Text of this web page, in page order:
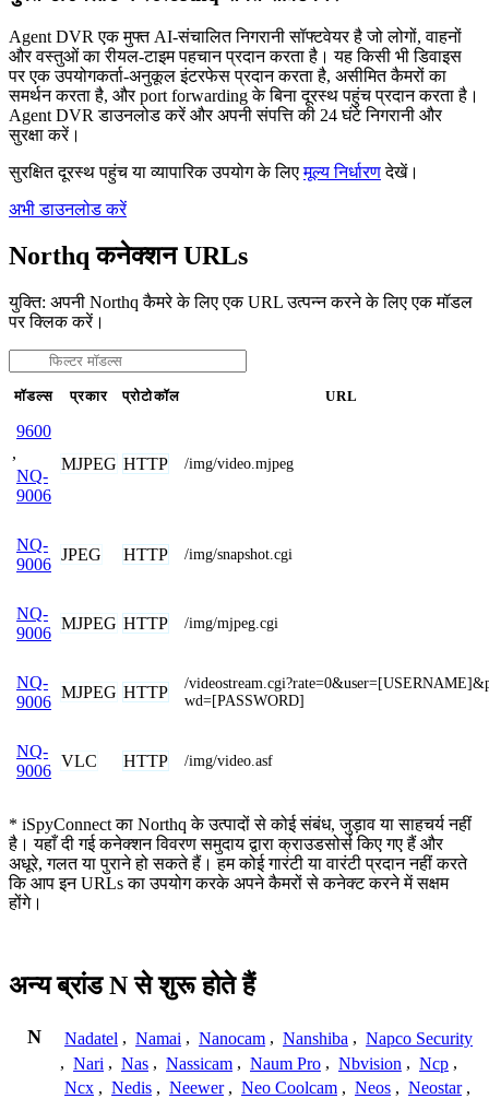
Agent DVR एक मुफ्त AI-संचालित निगरानी सॉफ्टवेयर है जो लोगों, वाहनों
और वस्तुओं का रीयल-टाइम पहचान प्रदान करता है। यह किसी भी डिवाइस
पर एक उपयोगकर्ता-अनुकूल इंटरफेस प्रदान करता है, असीमित कैमरों का
समर्थन करता है, और port forwarding के बिना दूरस्थ पहुंच प्रदान करता है।
Agent DVR डाउनलोड करें और अपनी संपत्ति की 24 घंटे निगरानी और
सुरक्षा करें।
सुरक्षित दूरस्थ पहुंच या व्यापारिक उपयोग के लिएमूल्य निर्धारणदेखें।
अभी डाउनलोड करें
Northq कनेक्शन URLs
युक्ति: अपनी Northq कैमरे के लिए एक URL उत्पन्न करने के लिए एक मॉडल
पर क्लिक करें।
मॉडल्स प्रकार प्रोटोकॉल URL
9600
,
NQ-
9006
MJPEG HTTP /img/video.mjpeg
NQ-
9006
JPEG HTTP /img/snapshot.cgi
NQ-
9006
MJPEG HTTP /img/mjpeg.cgi
NQ-
9006
MJPEG HTTP
/
wd=[PASSWORD]
NQ-
9006
VLC HTTP /img/video.asf
* iSpyConnect का Northq के उत्पादों से कोई संबंध, जुड़ाव या साहचर्य नहीं
है। यहाँ दी गई कनेक्शन विवरण समुदाय द्वारा क्राउडसोर्स किए गए हैं और
अधूरे, गलत या पुराने हो सकते हैं। हम कोई गारंटी या वारंटी प्रदान नहीं करते
कि आप इन URLs का उपयोग करके अपने कैमरों से कनेक्ट करने में सक्षम
होंगे।
अन्य ब्रांड N से शुरू होते हैं
N Nadatel , Namai , Nanocam , Nanshiba , Napco Security
, Nari , Nas , Nassicam , Naum Pro , Nbvision , Ncp ,
Ncx , Nedis , Neewer , Neo Coolcam , Neos , Neostar ,